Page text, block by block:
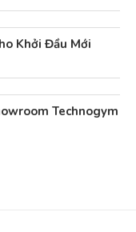
Khởi Đầu Mới
Technogym